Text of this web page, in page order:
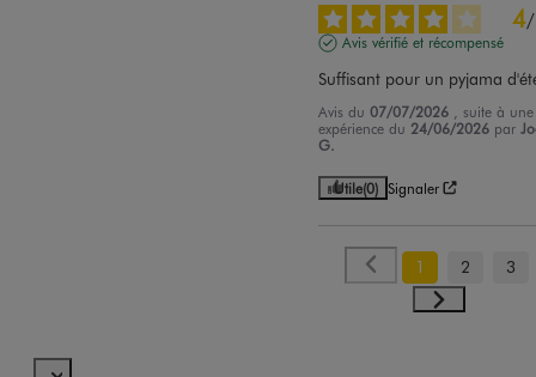
4/
Avis vérifié et récompensé
Suffisant pour un pyjama
Avis du07/07/2026
, suite à une
expérience du 24/06/2026 par
G.
Utile(0) Signaler
1 2 3